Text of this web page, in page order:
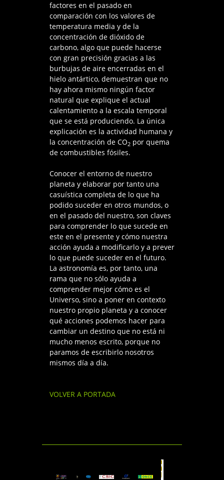
factores en el pasado en
comparación con los valores de
temperatura media y de la
concentración de dióxido de
carbono, algo que puede hacerse
con gran precisión gracias a las
burbujas de aire encerradas en el
hielo antártico, demuestran que no
hay ahora mismo ningún factor
natural que explique el actual
calentamiento a la escala temporal
que se está produciendo. La única
explicación es la actividad humana y
la concentración de CO2 por quema
de combustibles fósiles.
Conocer el entorno de nuestro
planeta y elaborar por tanto una
casuística completa de lo que ha
podido suceder en otros mundos, o
en el pasado del nuestro, son claves
para comprender lo que sucede en
este en el presente y cómo nuestra
acción ayuda a modificarlo y a prever
lo que puede suceder en el futuro.
La astronomía es, por tanto, una
rama que no sólo ayuda a
comprender mejor cómo es el
Universo, sino a poner en contexto
nuestro propio planeta y a conocer
qué acciones podemos hacer para
cambiar un destino que no está ni
mucho menos escrito, porque no
paramos de escribirlo nosotros
mismos día a día.
VOLVER A PORTADA